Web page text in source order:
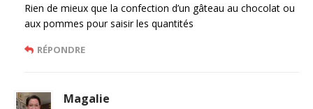
Rien de mieux que la confection d’un gâteau au chocolat ou
aux pommes pour saisir les quantités
RÉPONDRE
Magalie